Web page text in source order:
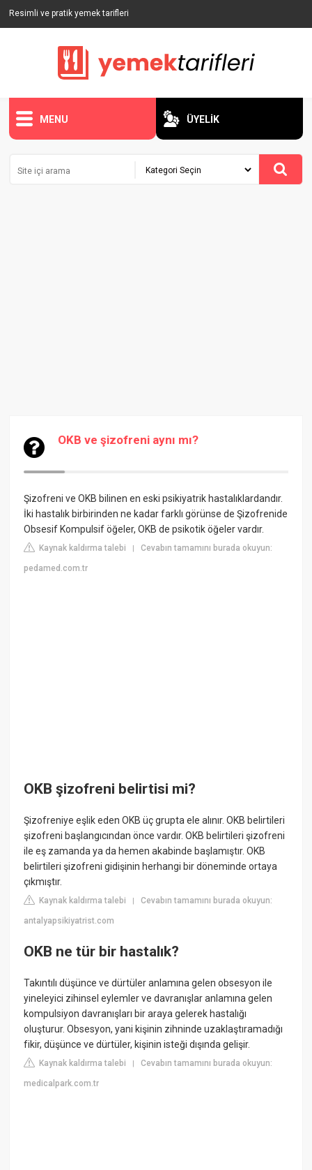
Resimli ve pratik yemek tarifleri
MENU ÜYELİK
OKB ve şizofreni aynı mı?
Şizofreni ve OKB bilinen en eski psikiyatrik hastalıklardandır.
İki hastalık birbirinden ne kadar farklı görünse de Şizofrenide
Obsesif Kompulsif öğeler, OKB de psikotik öğeler vardır.
Kaynak kaldırma talebi |Cevabın tamamını burada okuyun:
pedamed.com.tr
OKB şizofreni belirtisi mi?
Şizofreniye eşlik eden OKB üç grupta ele alınır. OKB belirtileri
şizofreni başlangıcından önce vardır. OKB belirtileri şizofreni
ile eş zamanda ya da hemen akabinde başlamıştır. OKB
belirtileri şizofreni gidişinin herhangi bir döneminde ortaya
çıkmıştır.
Kaynak kaldırma talebi |Cevabın tamamını burada okuyun:
antalyapsikiyatrist.com
OKB ne tür bir hastalık?
Takıntılı düşünce ve dürtüler anlamına gelen obsesyon ile
yineleyici zihinsel eylemler ve davranışlar anlamına gelen
kompulsiyon davranışları bir araya gelerek hastalığı
oluşturur. Obsesyon, yani kişinin zihninde uzaklaştıramadığı
fikir, düşünce ve dürtüler, kişinin isteği dışında gelişir.
Kaynak kaldırma talebi |Cevabın tamamını burada okuyun:
medicalpark.com.tr